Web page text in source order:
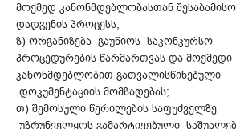
მოქმედ კანონმდებლობასთან
დადგენის პროცესს;
ზ) ორგანიზება გაუწიოს საკონკურსო
პროცედურების წარმართვას და მოქმედი
კანონმდებლობით გათვალისწინებული
დოკუმენტაციის მომზადებას;
თ) შემოსული წერილების საფუძველზე
უზრუნველყოს გამარტივებული